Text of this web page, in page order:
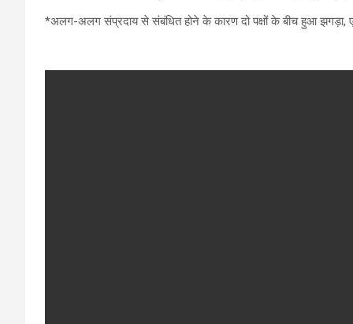
*अलग-अलग संप्रदाय से संबंधित होने के कारण दो पक्षों के बीच हुआ झगड़ा,